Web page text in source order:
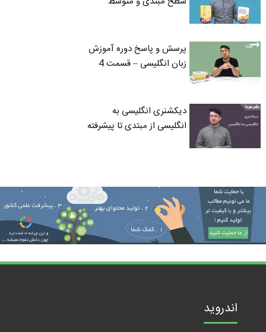
پرسش و پاسخ دوره آموزش
زبان انگلیسی – قسمت 4
دیکشنری انگلیسی به
انگلیسی از مبتدی تا پیشرفته
اندروید